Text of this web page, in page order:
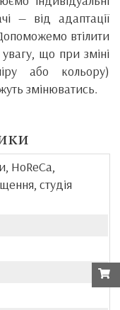
— від адаптації
втілити
що при зміні
або кольору)
змінюватись.
HoReCa,
студія